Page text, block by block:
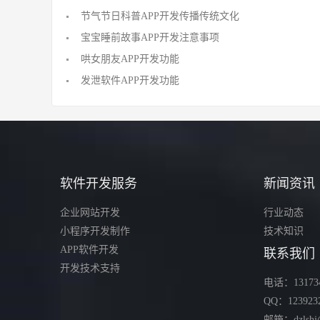
节气节日科普APP开发传播传统文化
宝宝睡前故事APP开发注意事项
哄女朋友APP开发功能
发泄软件APP开发功能
软件开发服务
企业网站开发
小程序开发制作
APP软件开发
开发技术支持
新闻资讯
行业动态
技术知识
联系我们
电话：
QQ：